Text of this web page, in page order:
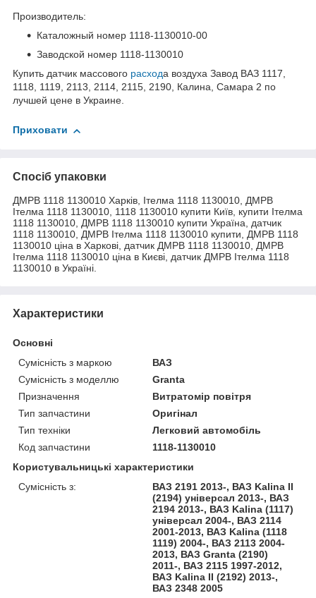
Производитель:
Каталожный номер 1118-1130010-00
Заводской номер 1118-1130010
Купить датчик массового расхода воздуха Завод ВАЗ 1117,
1118, 1119, 2113, 2114, 2115, 2190, Калина, Самара 2 по
лучшей цене в Украине.
Приховати
Спосіб упаковки
ДМРВ 1118 1130010 Харків, Ітелма 1118 1130010, ДМРВ
Ітелма 1118 1130010, 1118 1130010 купити Київ, купити Ітелма
1118 1130010, ДМРВ 1118 1130010 купити Україна, датчик
1118 1130010, ДМРВ Ітелма 1118 1130010 купити, ДМРВ 1118
1130010 ціна в Харкові, датчик ДМРВ 1118 1130010, ДМРВ
Ітелма 1118 1130010 ціна в Києві, датчик ДМРВ Ітелма 1118
1130010 в Україні.
Характеристики
Основні
Сумісність з маркою
ВАЗ
Сумісність з моделлю
Granta
Призначення
Витратомір повітря
Тип запчастини
Оригінал
Тип техніки
Легковий автомобіль
Код запчастини
1118-1130010
Користувальницькі характеристики
Сумісність з:
ВАЗ 2191 2013-, ВАЗ Kalina II
(2194) універсал 2013-, ВАЗ
2194 2013-, ВАЗ Kalina (1117)
універсал 2004-, ВАЗ 2114
2001-2013, ВАЗ Kalina (1118
1119) 2004-, ВАЗ 2113 2004-
2013, ВАЗ Granta (2190)
2011-, ВАЗ 2115 1997-2012,
ВАЗ Kalina II (2192) 2013-,
ВАЗ 2348 2005